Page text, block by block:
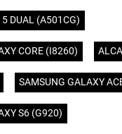
5 DUAL (A501CG)
CORE (I8260)
SAMSUNG GALAXY
S6 (G920)